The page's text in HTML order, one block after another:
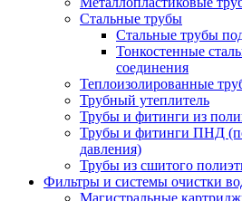
Стальные трубы
Стальные трубы
Тонкостенные
соединения
Теплоизолированные
Трубный утеплитель
Трубы и фитинги из
Трубы и фитинги ПНД
давления)
Трубы из сшитого
Фильтры и системы очистки
Магистральные